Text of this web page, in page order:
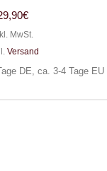
€
MwSt.
Versand
DE, ca. 3-4 Tage EU